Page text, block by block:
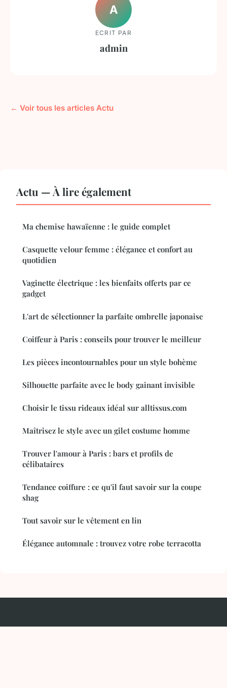
A
ECRIT PAR
admin
← Voir tous les articles Actu
Actu — À lire également
Ma chemise hawaïenne : le guide complet
Casquette velour femme : élégance et confort au
quotidien
Vaginette électrique : les bienfaits offerts par ce
gadget
L'art de sélectionner la parfaite ombrelle japonaise
Coiffeur à Paris : conseils pour trouver le meilleur
Les pièces incontournables pour un style bohème
Silhouette parfaite avec le body gainant invisible
Choisir le tissu rideaux idéal sur alltissus.com
Maîtrisez le style avec un gilet costume homme
Trouver l'amour à Paris : bars et profils de
célibataires
Tendance coiffure : ce qu'il faut savoir sur la coupe
shag
Tout savoir sur le vêtement en lin
Élégance automnale : trouvez votre robe terracotta
Bnw Natur